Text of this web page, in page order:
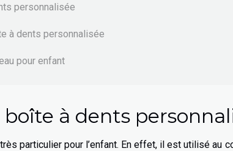
personnalisée
à dents personnalisée
pour enfant
boîte à dents
particulier pour l’enfant. En effet, il est utilisé au